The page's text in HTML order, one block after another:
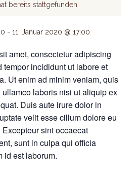
bereits stattgefunden.
- 11. Januar 2020 @ 17:00
amet, consectetur adipiscing
tempor incididunt ut labore et
Ut enim ad minim veniam, quis
laboris nisi ut aliquip ex
Duis aute irure dolor in
velit esse cillum dolore eu
sint occaecat
sunt in culpa qui officia
id est laborum.